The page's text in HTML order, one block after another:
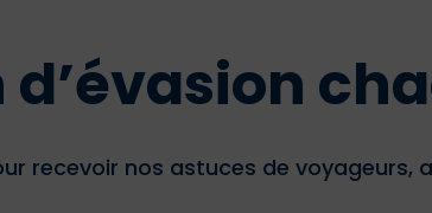
recevoir nos astuces de voyageurs,